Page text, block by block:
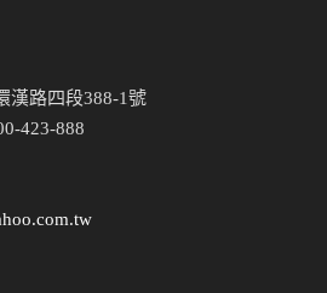
漢路四段388-1號
423-888